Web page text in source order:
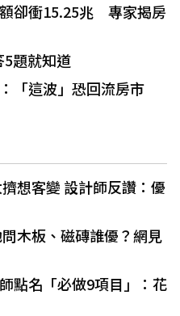
卻衝15.25兆 專家揭房
題就知道
「這波」恐回流房市
想客變 設計師反讚：優
木板、磁磚誰優？網見
點名「必做9項目」：花